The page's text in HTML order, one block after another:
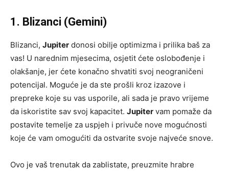
1. Blizanci (Gemini)
Blizanci, Jupiter donosi obilje optimizma i prilika baš za
vas! U narednim mjesecima, osjetit ćete oslobođenje i
olakšanje, jer ćete konačno shvatiti svoj neograničeni
potencijal. Moguće je da ste prošli kroz izazove i
prepreke koje su vas usporile, ali sada je pravo vrijeme
da iskoristite sav svoj kapacitet. Jupiter vam pomaže da
postavite temelje za uspjeh i privuče nove mogućnosti
koje će vam omogućiti da ostvarite svoje najveće snove.
Ovo je vaš trenutak da zablistate, preuzmite hrabre